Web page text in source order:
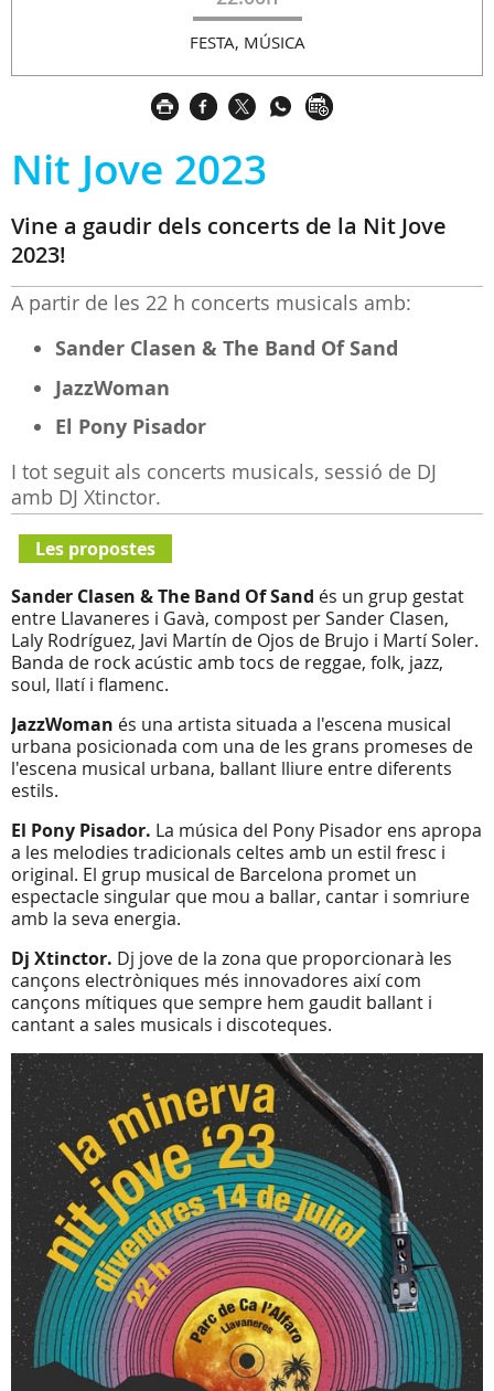
FESTA, MÚSICA
Nit Jove 2023
Vine a gaudir dels concerts de la Nit Jove
2023!
A partir de les 22 h concerts musicals amb:
Sander Clasen & The Band Of Sand
JazzWoman
El Pony Pisador
I tot seguit als concerts musicals, sessió de DJ
amb DJ Xtinctor.
Les propostes
Sander Clasen & The Band Of Sand és un grup gestat
entre Llavaneres i Gavà, compost per Sander Clasen,
Laly Rodríguez, Javi Martín de Ojos de Brujo i Martí Soler.
Banda de rock acústic amb tocs de reggae, folk, jazz,
soul, llatí i flamenc.
JazzWoman és una artista situada a l'escena musical
urbana posicionada com una de les grans promeses de
l'escena musical urbana, ballant lliure entre diferents
estils.
El Pony Pisador. La música del Pony Pisador ens apropa
a les melodies tradicionals celtes amb un estil fresc i
original. El grup musical de Barcelona promet un
espectacle singular que mou a ballar, cantar i somriure
amb la seva energia.
Dj Xtinctor. Dj jove de la zona que proporcionarà les
cançons electròniques més innovadores així com
cançons mítiques que sempre hem gaudit ballant i
cantant a sales musicals i discoteques.